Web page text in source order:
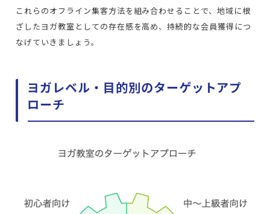
これらのオフライン集客方法を組み合わせることで、地域に根
ざしたヨガ教室としての存在感を高め、持続的な会員獲得につ
なげていきましょう。
ヨガレベル・目的別のターゲットアプ
ローチ